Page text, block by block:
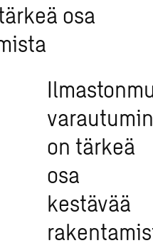
osa
on tärkeä
osa
kestävää